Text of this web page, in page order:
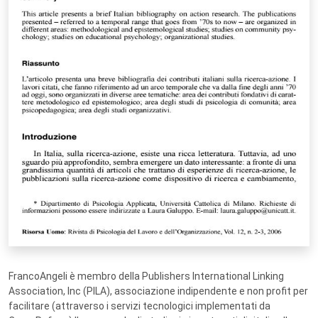
FrancoAngeli è membro della Publishers International Linking
Association, Inc (PILA), associazione indipendente e non profit per
facilitare (attraverso i servizi tecnologici implementati da